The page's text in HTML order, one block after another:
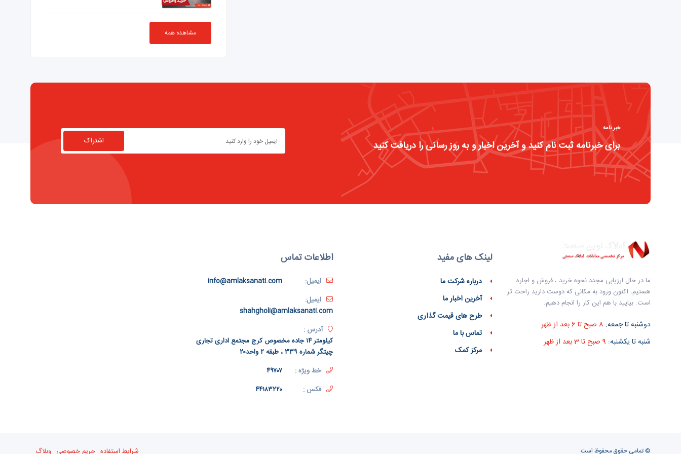
مشاهده همه
خبر نامه
برای خبرنامه ثبت نام کنید و آخرین اخبار و به روز رسانی را دریافت کنید اشتراک
ما در حال ارزیابی مجدد نحوه خرید ، فروش و اجاره
هستیم. اکنون ورود به مکانی که دوست دارید راحت تر
است. بیایید با هم این کار را انجام دهیم.
دوشنبه تا جمعه:
شنبه تا یکشنبه:
لینک های مفید
درباره شرکت ما
آخرین اخبار ما
طرح های قیمت گذاری
تماس با ما
مرکز کمک
اطلاعات تماس
ایمیل:
info@amlaksanati.com
ایمیل:
shahgholi@amlaksanati.com
آدرس :
کیلومتر ۱۴ جاده مخصوص کرج مجتمع اداری تجاری
چیتگر شماره ۳۳۹ ، طبقه ۲ واحد۲۰
خط ویژه :
۴۹۷۰۷
فکس :
۴۴۱۸۳۲۲۰
© تمامی حقوق محفوظ است شرایط استفاده حریم خصوصی وبلاگ